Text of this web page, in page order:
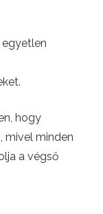
hogy
mivel minden
a végső